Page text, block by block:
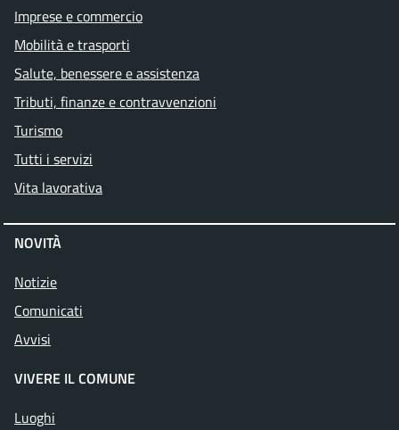
Imprese e commercio
Mobilità e trasporti
Salute, benessere e assistenza
Tributi, finanze e contravvenzioni
Turismo
Tutti i servizi
Vita lavorativa
NOVITÀ
Notizie
Comunicati
Avvisi
VIVERE IL COMUNE
Luoghi